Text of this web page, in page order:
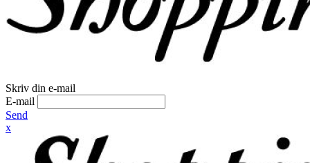
Skriv din e-mail
E-mail
Send
x